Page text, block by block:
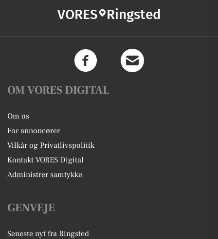
VORES Ringsted
OM VORES DIGITAL
Om os
For annoncører
Vilkår og Privatlivspolitik
Kontakt VORES Digital
Administrer samtykke
GENVEJE
Seneste nyt fra Ringsted